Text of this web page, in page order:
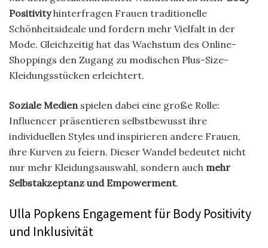
Positivityhinterfragen Frauen traditionelle
Schönheitsideale und fordern mehr Vielfalt in der
Mode. Gleichzeitig hat das Wachstum des Online-
Shoppings den Zugang zu modischen Plus-Size-
Kleidungsstücken erleichtert.
Soziale Medien spielen dabei eine große Rolle:
Influencer präsentieren selbstbewusst ihre
individuellen Styles und inspirieren andere Frauen,
ihre Kurven zu feiern. Dieser Wandel bedeutet nicht
nur mehr Kleidungsauswahl, sondern auch mehr
Selbstakzeptanz und Empowerment.
Ulla Popkens Engagement für Body Positivity
und Inklusivität